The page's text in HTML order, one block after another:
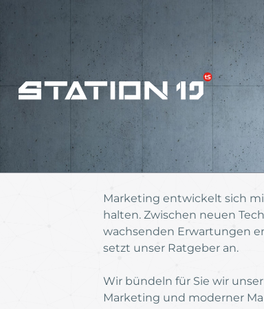
Marketing entwickelt sich
halten. Zwischen neuen
wachsenden Erwartungen
setzt unser Ratgeber an.
Wir bündeln für Sie wir
Marketing und moderner